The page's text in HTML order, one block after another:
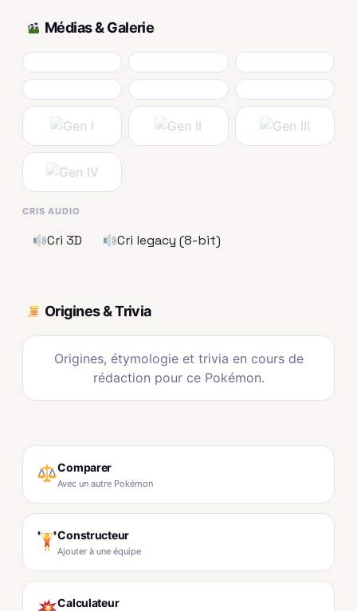
Médias & Galerie
CRIS AUDIO
Cri 3D Cri legacy (8-bit)
Origines & Trivia
Origines, étymologie et trivia en cours de
rédaction pour ce Pokémon.
Comparer
Avec un autre Pokémon
Constructeur
Ajouter à une équipe
Calculateur